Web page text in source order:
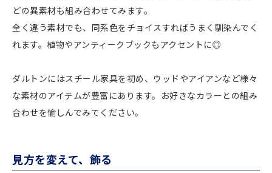
どの異素材も組み合わせてみます。
全く違う素材でも、同系色をチョイスすればうまく馴染んでく
れます。植物やアンティークブックもアクセントに◎
ダルトンにはスチール家具を初め、ウッドやアイアンなど様々
な素材のアイテムが豊富にあります。お好きなカラーとの組み
合わせを愉しんでみてください。
見方を変えて、飾る